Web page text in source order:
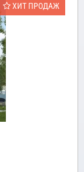
ХИТ ПРОДАЖ